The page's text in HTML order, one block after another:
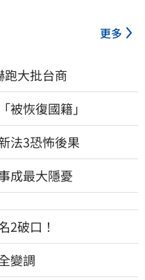
更多
跑大批台商
被恢復國籍」
法3恐怖後果
成最大隱憂
2破口！
變調